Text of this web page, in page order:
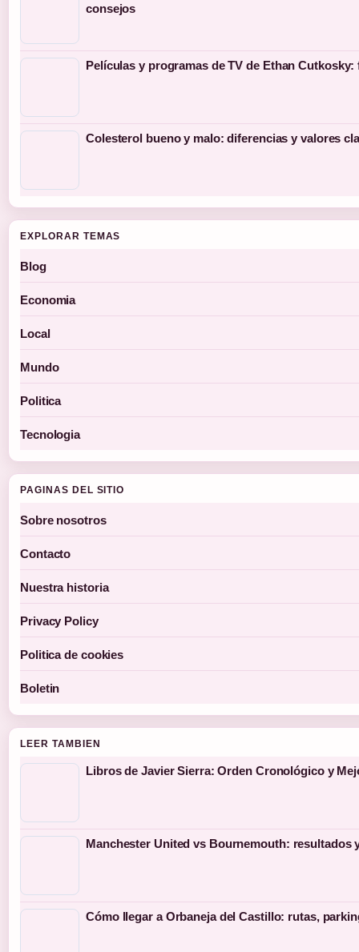
consejos
Películas y programas de TV de Ethan
Colesterol bueno y malo: diferencias y valores
EXPLORAR TEMAS
Blog
Economia
Local
Mundo
Politica
Tecnologia
PAGINAS DEL SITIO
Sobre nosotros
Contacto
Nuestra historia
Privacy Policy
Politica de cookies
Boletin
LEER TAMBIEN
Libros de Javier Sierra: Orden Cronológico y
Manchester United vs Bournemouth: resultados
Cómo llegar a Orbaneja del Castillo: rutas,